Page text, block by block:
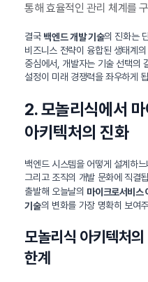
통해 효율적인 관리 체계를
결국 백엔드 개발 기술의 진화는
비즈니스 전략이 융합된 생태계
중심에서, 개발자는 기술 선택의
설정이 미래 경쟁력을 좌우하게
2. 모놀리식에서
아키텍처의 진화
백엔드 시스템을 어떻게 설계하
그리고 조직의 개발 문화에 직결
출발해 오늘날의 마이크로서비스
기술의 변화를 가장 명확히 보여
모놀리식 아키텍처
한계